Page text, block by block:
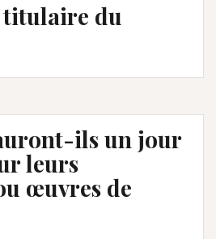
titulaire du
ils un jour
leurs
œuvres de